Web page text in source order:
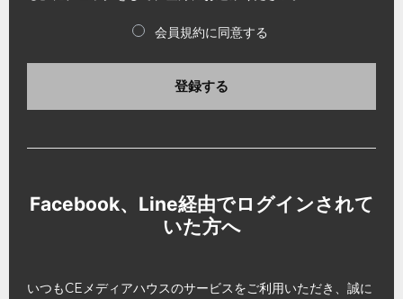
会員規約に同意する
登録する
Facebook、Line経由でログインされて
いた方へ
いつもCEメディアハウスのサービスをご利用いただき、誠に